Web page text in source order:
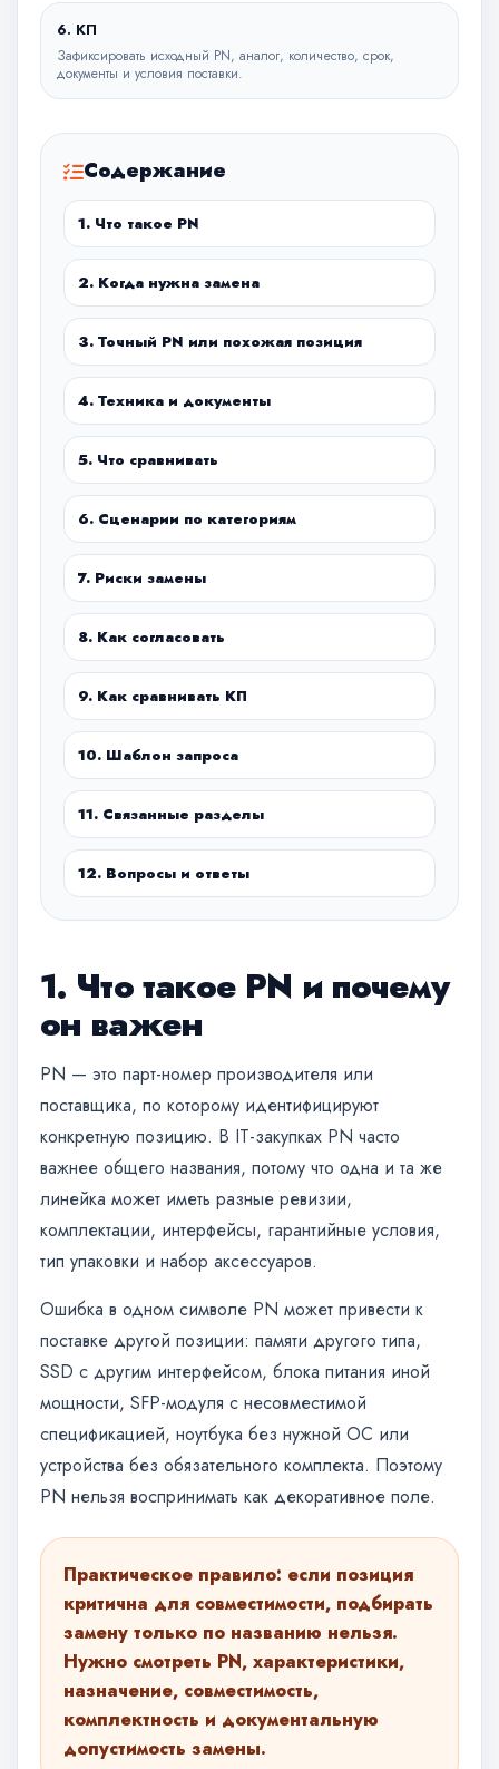
6. КП
Зафиксировать исходный PN, аналог, количество, срок,
документы и условия поставки.
Содержание
1. Что такое PN
2. Когда нужна замена
3. Точный PN или похожая позиция
4. Техника и документы
5. Что сравнивать
6. Сценарии по категориям
7. Риски замены
8. Как согласовать
9. Как сравнивать КП
10. Шаблон запроса
11. Связанные разделы
12. Вопросы и ответы
1. Что такое PN и почему
он важен
PN — это парт-номер производителя или
поставщика, по которому идентифицируют
конкретную позицию. В IT-закупках PN часто
важнее общего названия, потому что одна и та же
линейка может иметь разные ревизии,
комплектации, интерфейсы, гарантийные условия,
тип упаковки и набор аксессуаров.
Ошибка в одном символе PN может привести к
поставке другой позиции: памяти другого типа,
SSD с другим интерфейсом, блока питания иной
мощности, SFP-модуля с несовместимой
спецификацией, ноутбука без нужной ОС или
устройства без обязательного комплекта. Поэтому
PN нельзя воспринимать как декоративное поле.
Практическое правило: если позиция
критична для совместимости, подбирать
замену только по названию нельзя.
Нужно смотреть PN, характеристики,
назначение, совместимость,
комплектность и документальную
допустимость замены.